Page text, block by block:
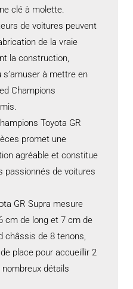
clé à molette.
de voitures peuvent
de la vraie
la construction,
à mettre en
Champions
Toyota GR
promet une
agréable et constitue
passionnés de voitures
GR Supra mesure
cm de long et 7 cm de
châssis de 8 tenons,
place pour accueillir 2
détails